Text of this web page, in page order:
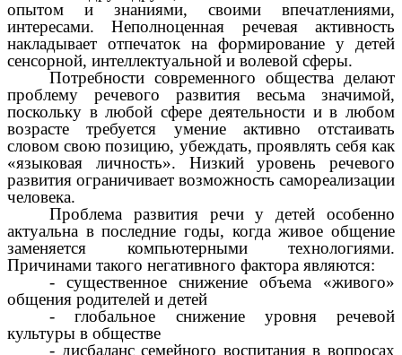
опытом и знаниями, своими впечатлениями,
интересами. Неполноценная речевая активность
накладывает отпечаток на формирование у детей
сенсорной, интеллектуальной и волевой сферы.
Потребности современного общества делают
проблему речевого развития весьма значимой,
поскольку в любой сфере деятельности и в любом
возрасте требуется умение активно отстаивать
словом свою позицию, убеждать, проявлять себя как
«языковая личность». Низкий уровень речевого
развития ограничивает возможность самореализации
человека.
Проблема развития речи у детей особенно
актуальна в последние годы, когда живое общение
заменяется компьютерными технологиями.
Причинами такого негативного фактора являются:
- существенное снижение объема «живого»
общения родителей и детей
- глобальное снижение уровня речевой
культуры в обществе
- дисбаланс семейного воспитания в вопросах